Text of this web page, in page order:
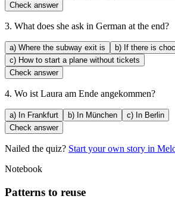
Check answer
3. What does she ask in German at the end?
a) Where the subway exit is b) If there is
c) How to start a plane without tickets
Check answer
4. Wo ist Laura am Ende angekommen?
a) In Frankfurt b) In München c) In Berlin
Check answer
Nailed the quiz? Start your own story in
Notebook
Patterns to reuse